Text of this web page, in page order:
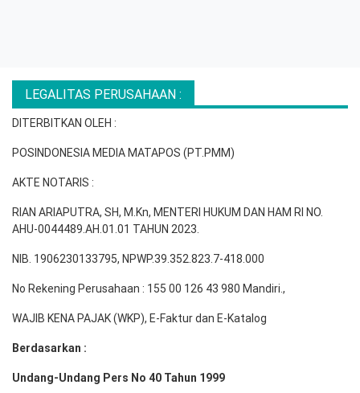
LEGALITAS PERUSAHAAN :
DITERBITKAN OLEH :
POSINDONESIA MEDIA MATAPOS (PT.PMM)
AKTE NOTARIS :
RIAN ARIAPUTRA, SH, M.Kn, MENTERI HUKUM DAN HAM RI NO.
AHU-0044489.AH.01.01 TAHUN 2023.
NIB. 1906230133795, NPWP.39.352.823.7-418.000
No Rekening Perusahaan : 155 00 126 43 980 Mandiri.,
WAJIB KENA PAJAK (WKP), E-Faktur dan E-Katalog
Berdasarkan :
Undang-Undang Pers No 40 Tahun 1999